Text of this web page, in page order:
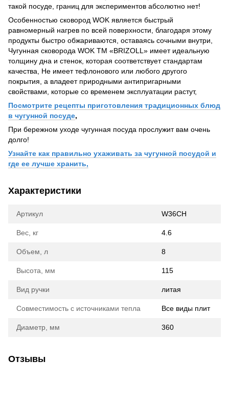
такой посуде, границ для экспериментов абсолютно нет!
Особенностью сковород WOK является быстрый
равномерный нагрев по всей поверхности, благодаря этому
продукты быстро обжариваются, оставаясь сочными внутри,
Чугунная сковорода WOK ТМ «BRIZOLL» имеет идеальную
толщину дна и стенок, которая соответствует стандартам
качества, Не имеет тефлонового или любого другого
покрытия, а владеет природными антипригарными
свойствами, которые со временем эксплуатации растут,
Посмотрите рецепты приготовления традиционных блюд
в чугунной посуде,
При бережном уходе чугунная посуда прослужит вам очень
долго!
Узнайте как правильно ухаживать за чугунной посудой и
где ее лучше хранить,
Характеристики
Артикул W36CH
Вес, кг 4.6
Объем, л 8
Высота, мм 115
Вид ручки литая
Совместимость с источниками тепла Все виды плит
Диаметр, мм 360
Отзывы